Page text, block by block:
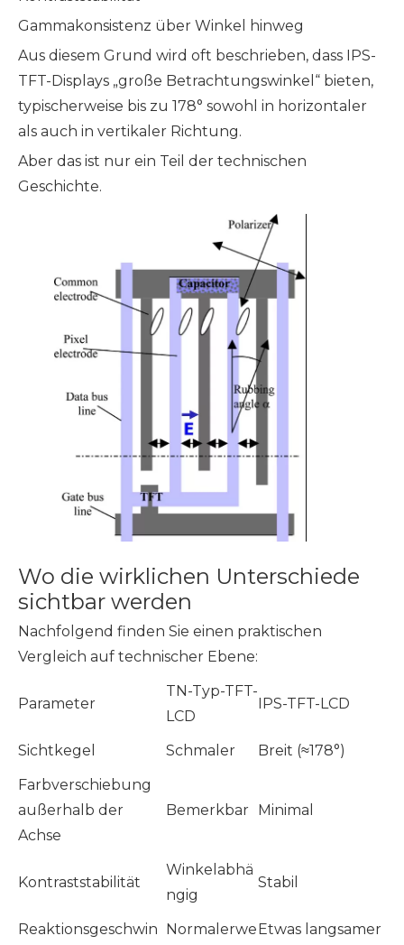
Gammakonsistenz über Winkel hinweg
Aus diesem Grund wird oft beschrieben, dass IPS-
TFT-Displays „große Betrachtungswinkel“ bieten,
typischerweise bis zu 178° sowohl in horizontaler
als auch in vertikaler Richtung.
Aber das ist nur ein Teil der technischen
Geschichte.
Wo die wirklichen Unterschiede
sichtbar werden
Nachfolgend finden Sie einen praktischen
Vergleich auf technischer Ebene:
Parameter
TN-Typ-TFT-
LCD
IPS-TFT-LCD
Sichtkegel Schmaler
Breit (≈178°)
Farbverschiebung
außerhalb der
Achse
Bemerkbar Minimal
Kontraststabilität
Winkelabhä
ngig
Stabil
Reaktionsgeschwin
Normalerwe Etwas langsamer